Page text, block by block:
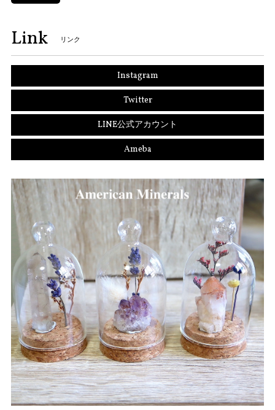
Link リンク
Instagram
Twitter
LINE公式アカウント
Ameba